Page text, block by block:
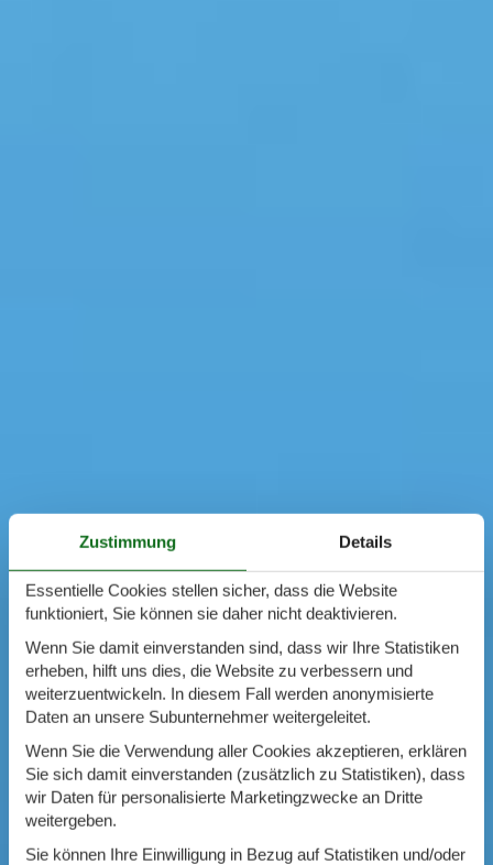
Zustimmung Details
Essentielle Cookies stellen sicher, dass die Website
funktioniert, Sie können sie daher nicht deaktivieren.
Wenn Sie damit einverstanden sind, dass wir Ihre Statistiken
erheben, hilft uns dies, die Website zu verbessern und
weiterzuentwickeln. In diesem Fall werden anonymisierte
Daten an unsere Subunternehmer weitergeleitet.
Wenn Sie die Verwendung aller Cookies akzeptieren, erklären
Sie sich damit einverstanden (zusätzlich zu Statistiken), dass
wir Daten für personalisierte Marketingzwecke an Dritte
weitergeben.
Sie können Ihre Einwilligung in Bezug auf Statistiken und/oder